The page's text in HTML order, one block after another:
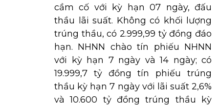
cầm cố với kỳ hạn 07 ngày, đấu
thầu lãi suất. Không có khối lượng
trúng thầu, có 2.999,99 tỷ đồng đáo
hạn. NHNN chào tín phiếu NHNN
với kỳ hạn 7 ngày và 14 ngày; có
19.999,7 tỷ đồng tín phiếu trúng
thầu kỳ hạn 7 ngày với lãi suất 2,6%
và 10.600 tỷ đồng trúng thầu kỳ